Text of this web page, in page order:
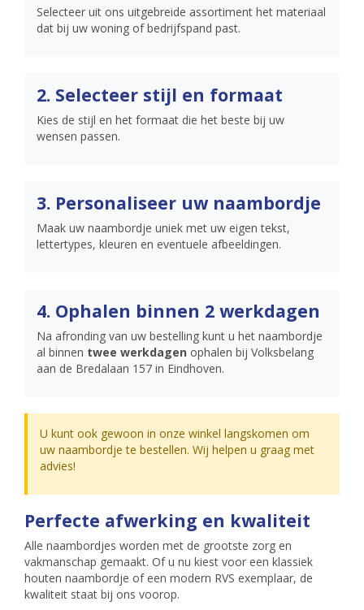
Selecteer uit ons uitgebreide assortiment het materiaal
dat bij uw woning of bedrijfspand past.
2. Selecteer stijl en formaat
Kies de stijl en het formaat die het beste bij uw
wensen passen.
3. Personaliseer uw naambordje
Maak uw naambordje uniek met uw eigen tekst,
lettertypes, kleuren en eventuele afbeeldingen.
4. Ophalen binnen 2 werkdagen
Na afronding van uw bestelling kunt u het naambordje
al binnen twee werkdagen ophalen bij Volksbelang
aan de Bredalaan 157 in Eindhoven.
U kunt ook gewoon in onze winkel langskomen om
uw naambordje te bestellen. Wij helpen u graag met
advies!
Perfecte afwerking en kwaliteit
Alle naambordjes worden met de grootste zorg en
vakmanschap gemaakt. Of u nu kiest voor een klassiek
houten naambordje of een modern RVS exemplaar, de
kwaliteit staat bij ons voorop.